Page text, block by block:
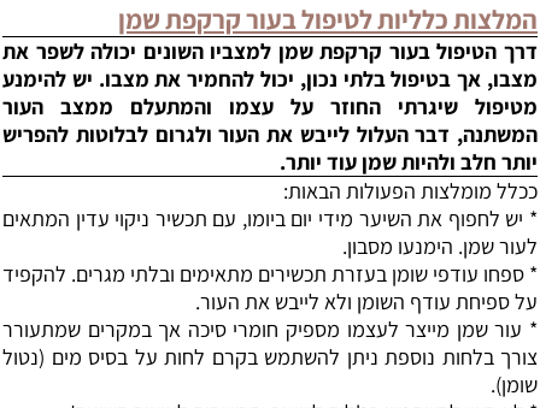
המלצות כלליות לטיפול בעור קרקפת שמן
דרך הטיפול בעור קרקפת שמן למצביו השונים יכולה לשפר את
מצבו, אך בטיפול בלתי נכון, יכול להחמיר את מצבו. יש להימנע
מטיפול שיגרתי החוזר על עצמו והמתעלם ממצב העור
המשתנה, דבר העלול לייבש את העור ולגרום לבלוטות להפריש
יותר חלב ולהיות שמן עוד יותר.
ככלל מומלצות הפעולות הבאות:
* יש לחפוף את השיער מידי יום ביומו, עם תכשיר ניקוי עדין המתאים
לעור שמן. הימנעו מסבון.
* ספחו עודפי שומן בעזרת תכשירים מתאימים ובלתי מגרים. להקפיד
עלספיחת עודף השומן ולא לייבש את העור.
* עור שמן מייצר לעצמו מספיק חומרי סיכה אך במקרים שמתעורר
צורך בלחות נוספת ניתן להשתמש בקרם לחות על בסיס מים (נטול
שומן).